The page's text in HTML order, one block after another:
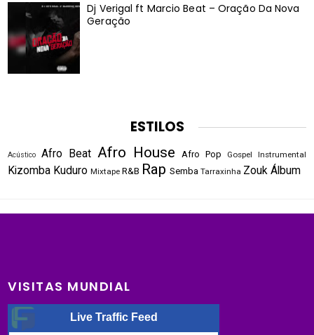
Dj Verigal ft Marcio Beat – Oração Da Nova
Geração
ESTILOS
Acústico Afro Beat Afro House Afro Pop Gospel Instrumental
Kizomba Kuduro Mixtape R&B Rap Semba Tarraxinha Zouk Álbum
VISITAS MUNDIAL
Live Traffic Feed